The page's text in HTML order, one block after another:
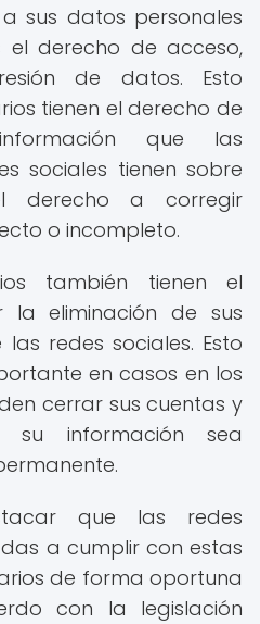
sus datos personales
el derecho de acceso,
de datos. Esto
tienen el derecho de
que las
sociales tienen sobre
derecho a corregir
o incompleto.
también tienen el
la eliminación de sus
redes sociales. Esto
en casos en los
cerrar sus cuentas y
información sea
que las redes
a cumplir con estas
de forma oportuna
con la legislación